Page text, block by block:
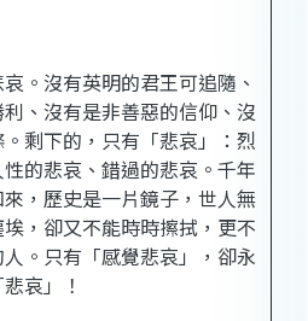
。沒有英明的君王可追隨、
、沒有是非善惡的信仰、沒
剩下的，只有「悲哀」：烈
的悲哀、錯過的悲哀。千年
，歷史是一片鏡子，世人無
，卻又不能時時擦拭，更不
。只有「感覺悲哀 」，卻永
悲哀」！